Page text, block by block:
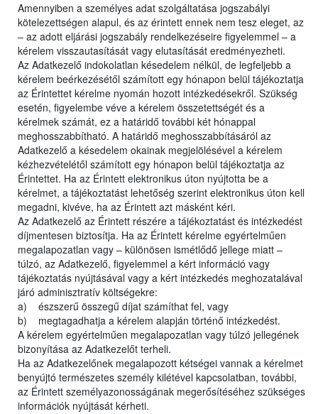
Amennyiben a személyes adat szolgáltatása jogszabályi
kötelezettségen alapul, és az érintett ennek nem tesz eleget, az
– az adott eljárási jogszabály rendelkezéseire figyelemmel – a
kérelem visszautasítását vagy elutasítását eredményezheti.
Az Adatkezelő indokolatlan késedelem nélkül, de legfeljebb a
kérelem beérkezésétől számított egy hónapon belül tájékoztatja
az Érintettet kérelme nyomán hozott intézkedésekről. Szükség
esetén, figyelembe véve a kérelem összetettségét és a
kérelmek számát, ez a határidő további két hónappal
meghosszabbítható. A határidő meghosszabbításáról az
Adatkezelő a késedelem okainak megjelölésével a kérelem
kézhezvételétől számított egy hónapon belül tájékoztatja az
Érintettet. Ha az Érintett elektronikus úton nyújtotta be a
kérelmet, a tájékoztatást lehetőség szerint elektronikus úton kell
megadni, kivéve, ha az Érintett azt másként kéri.
Az Adatkezelő az Érintett részére a tájékoztatást és intézkedést
díjmentesen biztosítja. Ha az Érintett kérelme egyértelműen
megalapozatlan vagy – különösen ismétlődő jellege miatt –
túlzó, az Adatkezelő, figyelemmel a kért információ vagy
tájékoztatás nyújtásával vagy a kért intézkedés meghozatalával
járó adminisztratív költségekre:
a) észszerű összegű díjat számíthat fel, vagy
b) megtagadhatja a kérelem alapján történő intézkedést.
A kérelem egyértelműen megalapozatlan vagy túlzó jellegének
bizonyítása az Adatkezelőt terheli.
Ha az Adatkezelőnek megalapozott kétségei vannak a kérelmet
benyújtó természetes személy kilétével kapcsolatban, további,
az Érintett személyazonosságának megerősítéséhez szükséges
információk nyújtását kérheti.